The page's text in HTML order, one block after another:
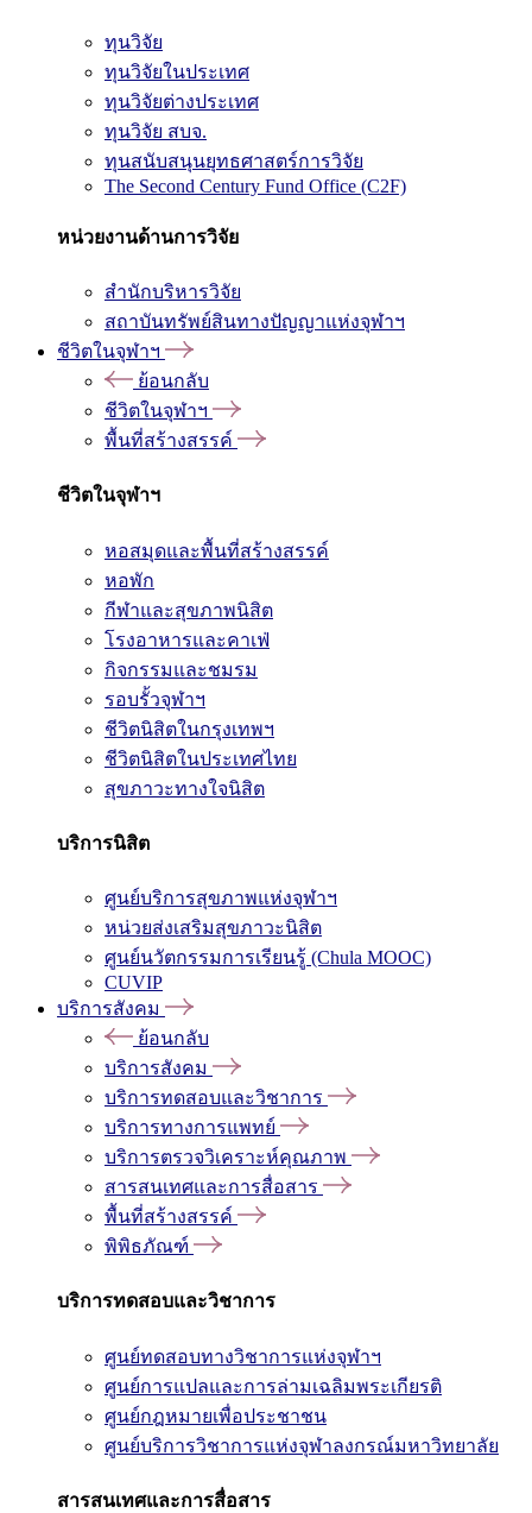
ทุนวิจัย
ทุนวิจัยในประเทศ
ทุนวิจัยต่างประเทศ
ทุนวิจัย สบจ.
ทุนสนับสนุนยุทธศาสตร์การวิจัย
The Second Century Fund Office (C2F)
หน่วยงานด้านการวิจัย
สำนักบริหารวิจัย
สถาบันทรัพย์สินทางปัญญาแห่งจุฬาฯ
ชีวิตในจุฬาฯ
ย้อนกลับ
ชีวิตในจุฬาฯ
พื้นที่สร้างสรรค์
ชีวิตในจุฬาฯ
หอสมุดและพื้นที่สร้างสรรค์
หอพัก
กีฬาและสุขภาพนิสิต
โรงอาหารและคาเฟ่
กิจกรรมและชมรม
รอบรั้วจุฬาฯ
ชีวิตนิสิตในกรุงเทพฯ
ชีวิตนิสิตในประเทศไทย
สุขภาวะทางใจนิสิต
บริการนิสิต
ศูนย์บริการสุขภาพแห่งจุฬาฯ
หน่วยส่งเสริมสุขภาวะนิสิต
ศูนย์นวัตกรรมการเรียนรู้ (Chula MOOC)
CUVIP
บริการสังคม
ย้อนกลับ
บริการสังคม
บริการทดสอบและวิชาการ
บริการทางการแพทย์
บริการตรวจวิเคราะห์คุณภาพ
สารสนเทศและการสื่อสาร
พื้นที่สร้างสรรค์
พิพิธภัณฑ์
บริการทดสอบและวิชาการ
ศูนย์ทดสอบทางวิชาการแห่งจุฬาฯ
ศูนย์การแปลและการล่ามเฉลิมพระเกียรติ
ศูนย์กฎหมายเพื่อประชาชน
ศูนย์บริการวิชาการแห่งจุฬาลงกรณ์มหาวิทยาลัย
สารสนเทศและการสื่อสาร